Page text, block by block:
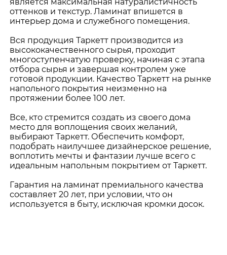
оттенков и текстур. Ламинат впишется в
интерьер дома и служебного помещения.
Вся продукция Таркетт производится из
высококачественного сырья, проходит
многоступенчатую проверку, начиная с этапа
отбора сырья и завершая контролем уже
готовой продукции. Качество Таркетт на рынке
напольного покрытия неизменно на
протяжении более 100 лет.
Все, кто стремится создать из своего дома
место для воплощения своих желаний,
выбирают Таркетт. Обеспечить комфорт,
подобрать наилучшее дизайнерское решение,
воплотить мечты и фантазии лучше всего с
идеальным напольным покрытием от Таркетт.
Гарантия на ламинат премиального качества
составляет 20 лет, при условии, что он
используется в быту, исключая кромки досок.